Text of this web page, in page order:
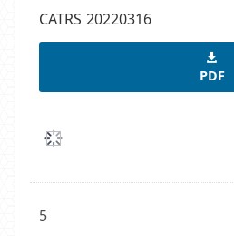
CATRS 20220316
PDF
5